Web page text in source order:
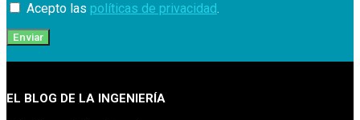
Acepto las políticas de privacidad.
Enviar
EL BLOG DE LA INGENIERÍA